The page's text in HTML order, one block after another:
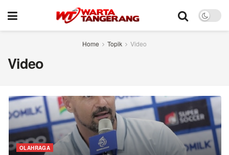
Home Topik Video
Video
OLAHRAGA